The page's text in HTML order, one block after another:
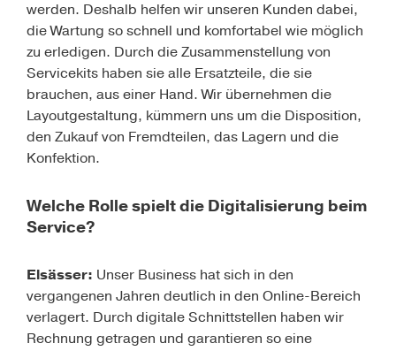
werden. Deshalb helfen wir unseren Kunden dabei,
die Wartung so schnell und komfortabel wie möglich
zu erledigen. Durch die Zusammenstellung von
Servicekits haben sie alle Ersatzteile, die sie
brauchen, aus einer Hand. Wir übernehmen die
Layoutgestaltung, kümmern uns um die Disposition,
den Zukauf von Fremdteilen, das Lagern und die
Konfektion.
Welche Rolle spielt die Digitalisierung beim
Service?
Elsässer: Unser Business hat sich in den
vergangenen Jahren deutlich in den Online-Bereich
verlagert. Durch digitale Schnittstellen haben wir
Rechnung getragen und garantieren so eine